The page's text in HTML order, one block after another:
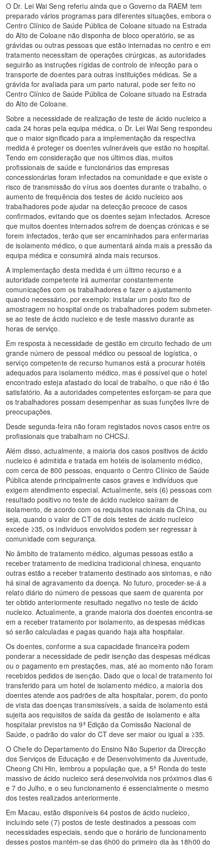
O Dr. Lei Wai Seng referiu ainda que o Governo da RAEM tem
preparado vários programas para diferentes situações, embora o
Centro Clínico de Saúde Pública de Coloane situado na Estrada
do Alto de Coloane não disponha de bloco operatório, se as
grávidas ou outras pessoas que estão internadas no centro e em
tratamento necessitam de operações cirúrgicas, as autoridades
seguirão as instruções rígidas de controlo de infecção para o
transporte de doentes para outras instituições médicas. Se a
grávida for avaliada para um parto natural, pode ser feito no
Centro Clínico de Saúde Pública de Coloane situado na Estrada
do Alto de Coloane.
Sobre a necessidade de realização de teste de ácido nucleico a
cada 24 horas pela equipa médica, o Dr. Lei Wai Seng respondeu
que o maior significado para a implementação da respectiva
medida é proteger os doentes vulneráveis que estão no hospital.
Tendo em consideração que nos últimos dias, muitos
profissionais de saúde e funcionários das empresas
concessionárias foram infectados na comunidade e que existe o
risco de transmissão do vírus aos doentes durante o trabalho, o
aumento de frequência dos testes de ácido nucleico aos
trabalhadores pode ajudar na detecção precoce de casos
confirmados, evitando que os doentes sejam infectados. Acresce
que muitos doentes internados sofrem de doenças crónicas e se
forem infectados, terão que ser encaminhados para enfermarias
de isolamento médico, o que aumentará ainda mais a pressão da
equipa médica e consumirá ainda mais recursos.
A implementação desta medida é um último recurso e a
autoridade competente irá aumentar constantemente
comunicações com os trabalhadores e fazer o ajustamento
quando necessário, por exemplo: instalar um posto fixo de
amostragem no hospital onde os trabalhadores podem submeter-
se ao teste de ácido nucleico e de teste massivo durante as
horas de serviço.
Em resposta à necessidade de gestão em circuito fechado de um
grande número de pessoal médico ou pessoal de logística, o
serviço competente de recurso humanos está a procurar hotéis
adequados para isolamento médico, mas é possível que o hotel
encontrado esteja afastado do local de trabalho, o que não é tão
satisfatório. As a autoridades competentes esforçam-se para que
os trabalhadores possam desempenhar as suas funções livre de
preocupações.
Desde segunda-feira não foram registados novos casos entre os
profissionais que trabalham no CHCSJ.
Além disso, actualmente, a maioria dos casos positivos de ácido
nucleico é admitida e tratada em hotéis de isolamento médico,
com cerca de 800 pessoas, enquanto o Centro Clínico de Saúde
Pública atende principalmente casos graves e indivíduos que
exigem atendimento especial. Actualmente, seis (6) pessoas com
resultado positivo no teste de ácido nucleico saíram de
isolamento, de acordo com os requisitos nacionais da China, ou
seja, quando o valor de CT de dois testes de ácido nucleico
excede ≥35, os indivíduos envolvidos podem ser regressar à
comunidade com segurança.
No âmbito de tratamento médico, algumas pessoas estão a
receber tratamento de medicina tradicional chinesa, enquanto
outras estão a receber tratamento destinado aos sintomas, e não
há sinal de agravamento da doença. No futuro, proceder-se-á a
relato diário do número de pessoas que saem de quarenta por
ter obtido anteriormente resultado negativo no teste de ácido
nucleico. Actualmente, a grande maioria dos doentes encontra-se
em a receber tratamento por isolamento, as despesas médicas
só serão calculadas e pagas quando haja alta hospitalar.
Os doentes, conforme a sua capacidade financeira podem
ponderar a necessidade de pedir isenção das despesas médicas
ou o pagamento em prestações, mas, até ao momento não foram
recebidos pedidos de isenção. Dado que o local de tratamento foi
transferido para um hotel de isolamento médico, a maioria dos
doentes atende aos padrões de alta hospitalar, porem, do ponto
de vista das doenças transmissíveis, a saída de isolamento está
sujeita aos requisitos de saída da gestão de isolamento e alta
hospitalar previstos na 9ª Edição da Comissão Nacional de
Saúde, o padrão do valor do CT deve ser maior ou igual a ≥35.
O Chefe do Departamento do Ensino Não Superior da Direcção
dos Serviços de Educação e de Desenvolvimento da Juventude,
Cheong Chi Hin, lembrou a população que, a 5ª Ronda do teste
massivo de ácido nucleico será desenvolvida nos próximos dias 6
e 7 do Julho, e o seu funcionamento é essencialmente o mesmo
dos testes realizados anteriormente.
Em Macau, estão disponíveis 64 postos de ácido nucleico,
incluindo sete (7) postos de teste destinados a pessoas com
necessidades especiais, sendo que o horário de funcionamento
desses postos mantém-se das 6h00 do primeiro dia às 18h00 do